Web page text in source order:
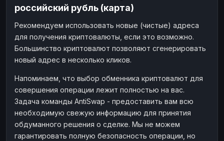
российский рубль (карта)
Рекомендуем использовать новые (чистые) адреса
для получения криптовалюты, если это возможно.
Большинство криптовалют позволяют сгенерировать
новый адрес в несколько кликов.
Напоминаем, что выбор обменника криптовалют для
совершения операции лежит полностью на вас.
Задача команды AntiSwap - предоставить вам всю
необходимую свежую информацию для принятия
обдуманного решения о сделке. Мы не можем
гарантировать полную безопасность операции, но